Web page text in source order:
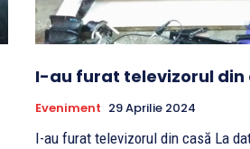
I-au furat televizorul din
Eveniment 29 Aprilie 2024
I-au furat televizorul din casă La data de 28 aprilie,